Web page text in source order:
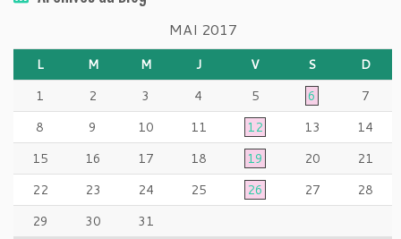
MAI 2017
L M M J V S
D
1
2 3 4 5 6
7
8
9 10 11 12 13
14
15
16 17 18 19 20
21
22
23 24 25 26 27
28
29
30 31